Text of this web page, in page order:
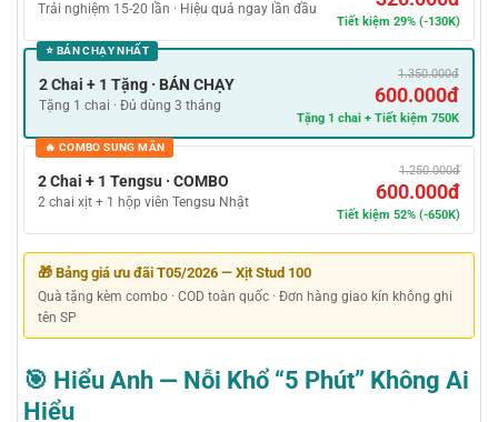
Trải nghiệm 15-20 lần · Hiệu quả ngay lần đầu
Tiết kiệm 29% (-130K)
⭐ BÁN CHẠY NHẤT
2 Chai + 1 Tặng · BÁN CHẠY
Tặng 1 chai · Đủ dùng 3 tháng
1.350.000đ
600.000đ
Tặng 1 chai + Tiết kiệm 750K
🔥 COMBO SUNG MÃN
2 Chai + 1 Tengsu · COMBO
2 chai xịt + 1 hộp viên Tengsu Nhật
1.250.000đ
600.000đ
Tiết kiệm 52% (-650K)
🎁 Bảng giá ưu đãi T05/2026 — Xịt Stud 100
Quà tặng kèm combo · COD toàn quốc · Đơn hàng giao kín không ghi
tên SP
🎯 Hiểu Anh — Nỗi Khổ “5 Phút” Không Ai
Hiểu